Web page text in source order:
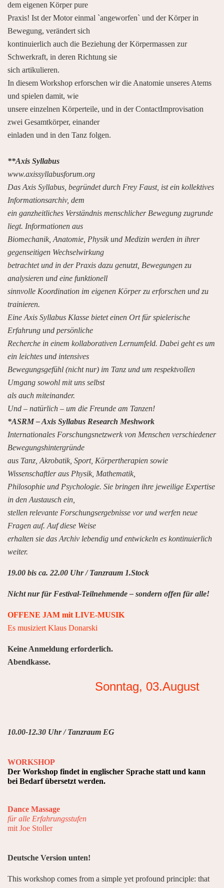
dem eigenen Körper pure
Praxis! Ist der Motor einmal `angeworfen` und der Körper in
Bewegung, verändert sich
kontinuierlich auch die Beziehung der Körpermassen zur
Schwerkraft, in deren Richtung sie
sich artikulieren.
In diesem Workshop erforschen wir die Anatomie unseres Atems
und spielen damit, wie
unsere einzelnen Körperteile, und in der ContactImprovisation
zwei Gesamtkörper, einander
einladen und in den Tanz folgen.
**Axis Syllabus
www.axissyllabusforum.org
Das Axis Syllabus, begründet durch Frey Faust, ist ein kollektives
Informationsarchiv, dem
ein ganzheitliches Verständnis menschlicher Bewegung zugrunde
liegt. Informationen aus
Biomechanik, Anatomie, Physik und Medizin werden in ihrer
gegenseitigen Wechselwirkung
betrachtet und in der Praxis dazu genutzt, Bewegungen zu
analysieren und eine funktionell
sinnvolle Koordination im eigenen Körper zu erforschen und zu
trainieren.
Eine Axis Syllabus Klasse bietet einen Ort für spielerische
Erfahrung und persönliche
Recherche in einem kollaborativen Lernumfeld. Dabei geht es um
ein leichtes und intensives
Bewegungsgefühl (nicht nur) im Tanz und um respektvollen
Umgang sowohl mit uns selbst
als auch miteinander.
Und – natürlich – um die Freunde am Tanzen!
*ASRM – Axis Syllabus Research Meshwork
Internationales Forschungsnetzwerk von Menschen verschiedener
Bewegungshintergründe
aus Tanz, Akrobatik, Sport, Körpertherapien sowie
Wissenschaftler aus Physik, Mathematik,
Philosophie und Psychologie. Sie bringen ihre jeweilige Expertise
in den Austausch ein,
stellen relevante Forschungsergebnisse vor und werfen neue
Fragen auf. Auf diese Weise
erhalten sie das Archiv lebendig und entwickeln es kontinuierlich
weiter.
19.00 bis ca. 22.00 Uhr / Tanzraum 1.Stock
Nicht nur für Festival-Teilnehmende – sondern offen für alle!
OFFENE JAM mit LIVE-MUSIK
Es musiziert Klaus Donarski
Keine Anmeldung erforderlich.
Abendkasse.
Sonntag, 03.August
10.00-12.30 Uhr / Tanzraum EG
WORKSHOP
Der Workshop findet in englischer Sprache statt und kann
bei Bedarf übersetzt werden.
Dance Massage
für alle Erfahrungsstufen
mit Joe Stoller
Deutsche Version unten!
This workshop comes from a simple yet profound principle: that